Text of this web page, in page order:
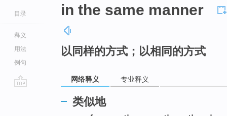
目录
释义
用法
例句
in the same manner
以同样的方式；以相同的方式
网络释义 专业释义
类似地